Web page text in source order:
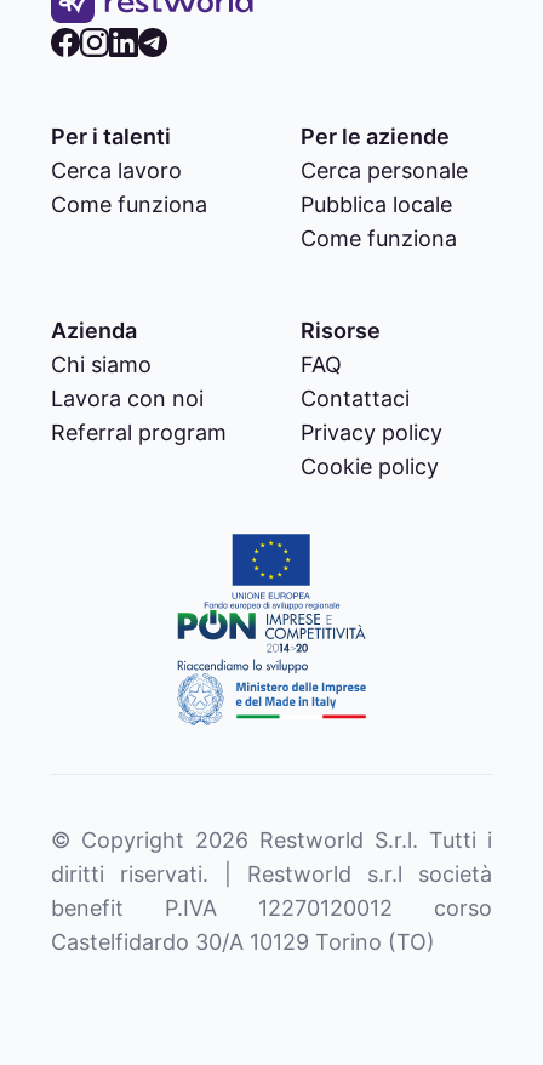
Per i talenti
Cerca lavoro
Come funziona
Per le aziende
Cerca personale
Pubblica locale
Come funziona
Azienda
Chi siamo
Lavora con noi
Referral program
Risorse
FAQ
Contattaci
Privacy policy
Cookie policy
© Copyright 2026 Restworld S.r.l. Tutti i
diritti riservati. | Restworld s.r.l società
benefit P.IVA 12270120012 corso
Castelfidardo 30/A 10129 Torino (TO)